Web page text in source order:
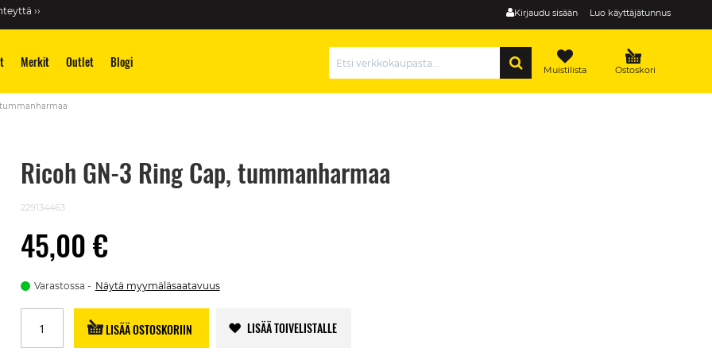
Kirjaudu sisään Luo käyttäjätunnus
››
Merkit Outlet Blogi Ostoskori
Muistilista
tummanharmaa
Ricoh GN-3 Ring Cap, tummanharmaa
229134463
45,00 €
Varastossa Näytä myymäläsaatavuus
LISÄÄ OSTOSKORIIN LISÄÄ TOIVELISTALLE